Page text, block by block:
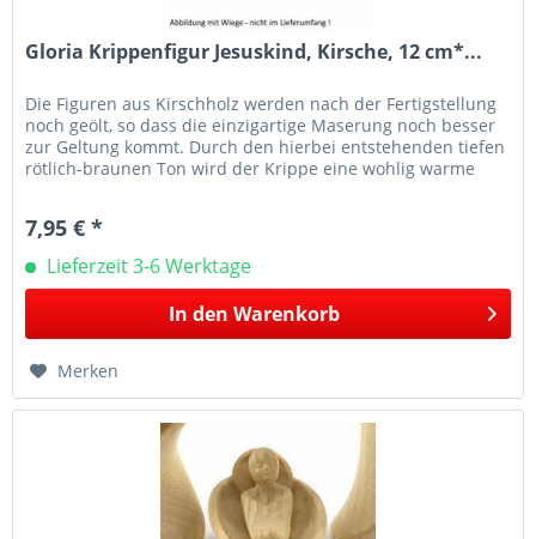
Gloria Krippenfigur Jesuskind, Kirsche, 12 cm*...
Die Figuren aus Kirschholz werden nach der Fertigstellung
noch geölt, so dass die einzigartige Maserung noch besser
zur Geltung kommt. Durch den hierbei entstehenden tiefen
rötlich-braunen Ton wird der Krippe eine wohlig warme
7,95 € *
Lieferzeit 3-6 Werktage
In den Warenkorb
Merken